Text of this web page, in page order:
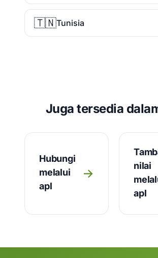
🇹🇳Tunisia
Juga tersedia
Hubungi
melalui
apl
→
nilai
apl